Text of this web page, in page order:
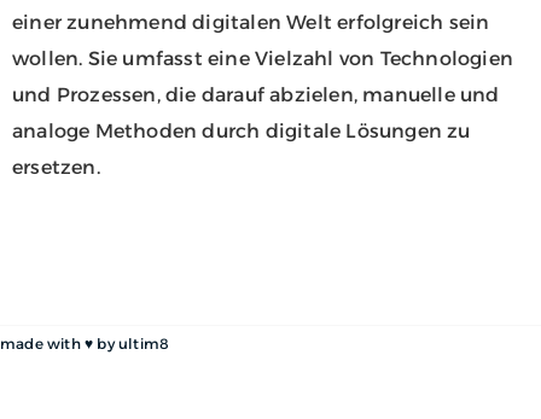
einer zunehmend digitalen Welt erfolgreich sein
wollen. Sie umfasst eine Vielzahl von Technologien
und Prozessen, die darauf abzielen, manuelle und
analoge Methoden durch digitale Lösungen zu
ersetzen.
made with ♥ byultim8